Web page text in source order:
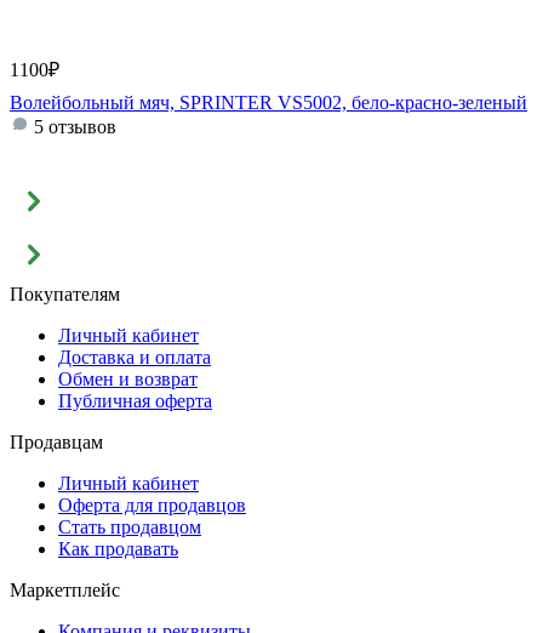
1100₽
Волейбольный мяч, SPRINTER VS5002, бело-красно-зеленый
5 отзывов
Покупателям
Личный кабинет
Доставка и оплата
Обмен и возврат
Публичная оферта
Продавцам
Личный кабинет
Оферта для продавцов
Стать продавцом
Как продавать
Маркетплейс